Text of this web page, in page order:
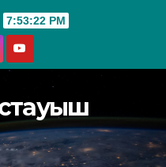
7:53:23 PM